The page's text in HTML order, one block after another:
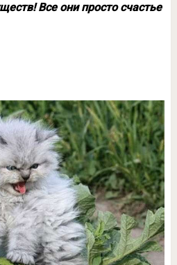
Все они просто счастье